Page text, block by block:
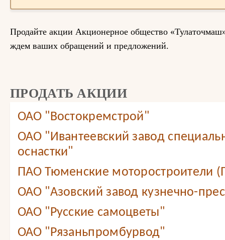
Продайте акции Акционерное общество
ждем ваших обращений и предложений.
ПРОДАТЬ АКЦИИ
ОАО "Востокремстрой"
ОАО "Ивантеевский завод
оснастки"
ПАО Тюменские моторостроители
ОАО "Азовский завод кузнечно-
ОАО "Русские самоцветы"
ОАО "Рязаньпромбурвод"